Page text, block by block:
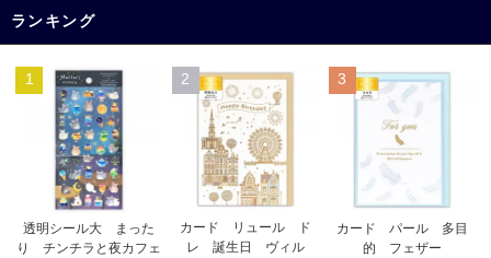
ランキング
1
透明シール大 まった
り チンチラと夜カフェ
2
カード リュール ド
レ 誕生日 ヴィル
3
カード パール 多目
的 フェザー